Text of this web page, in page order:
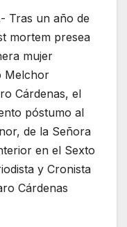
Tras un año de
mortem presea
mujer
Melchor
Cárdenas, el
póstumo al
de la Señora
en el Sexto
y Cronista
Cárdenas